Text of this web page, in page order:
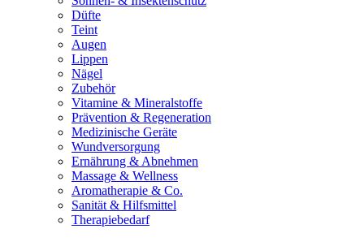
Düfte
Teint
Augen
Lippen
Nägel
Zubehör
Vitamine & Mineralstoffe
Prävention & Regeneration
Medizinische Geräte
Wundversorgung
Ernährung & Abnehmen
Massage & Wellness
Aromatherapie & Co.
Sanität & Hilfsmittel
Therapiebedarf